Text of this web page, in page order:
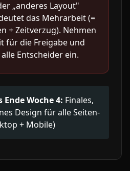
„anderes Layout"
das Mehrarbeit (=
+ Zeitverzug). Nehmen
für die Freigabe und
Entscheider ein.
Ende Woche 4: Finales,
Design für alle Seiten-
+ Mobile)